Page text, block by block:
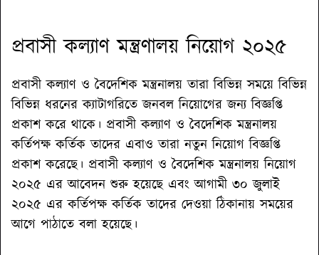
প্রবাসী কল্যাণ মন্ত্রণালয় নিয়োগ ২০২৫
প্রবাসী কল্যাণ ও বৈদেশিক মন্ত্রনালয় তারা বিভিন্ন সময়ে বিভিন্ন
বিভিন্ন ধরনের ক্যাটাগরিতে জনবল নিয়োগের জন্য বিজ্ঞপ্তি
প্রকাশ করে থাকে। প্রবাসী কল্যাণ ও বৈদেশিক মন্ত্রনালয়
কর্তিপক্ষ কর্তিক তাদের এবাও তারা নতুন নিয়োগ বিজ্ঞপ্তি
প্রকাশ করেছে। প্রবাসী কল্যাণ ও বৈদেশিক মন্ত্রনালয় নিয়োগ
২০২৫ এর আবেদন শুরু হয়েছে এবং আগামী ৩০ জুলাই
২০২৫ এর কর্তিপক্ষ কর্তিক তাদের দেওয়া ঠিকানায় সময়ের
আগে পাঠাতে বলা হয়েছে।